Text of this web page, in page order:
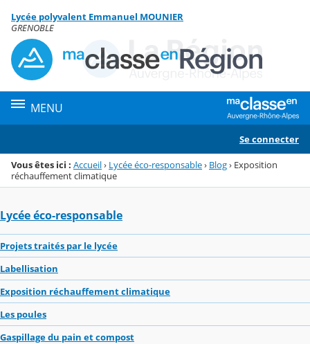
Menu de la rubrique
Contenu
Lycée polyvalent Emmanuel MOUNIER
GRENOBLE
MENU
Se connecter
Vous êtes ici : Accueil› Lycée éco-responsable› Blog› Exposition
réchauffement climatique
Lycée éco-responsable
Projets traités par le lycée
Labellisation
Exposition réchauffement climatique
Les poules
Gaspillage du pain et compost